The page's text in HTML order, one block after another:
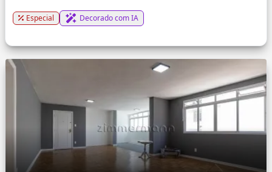
Especial Decorado com IA